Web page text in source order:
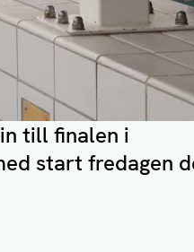
till finalen i
start fredagen